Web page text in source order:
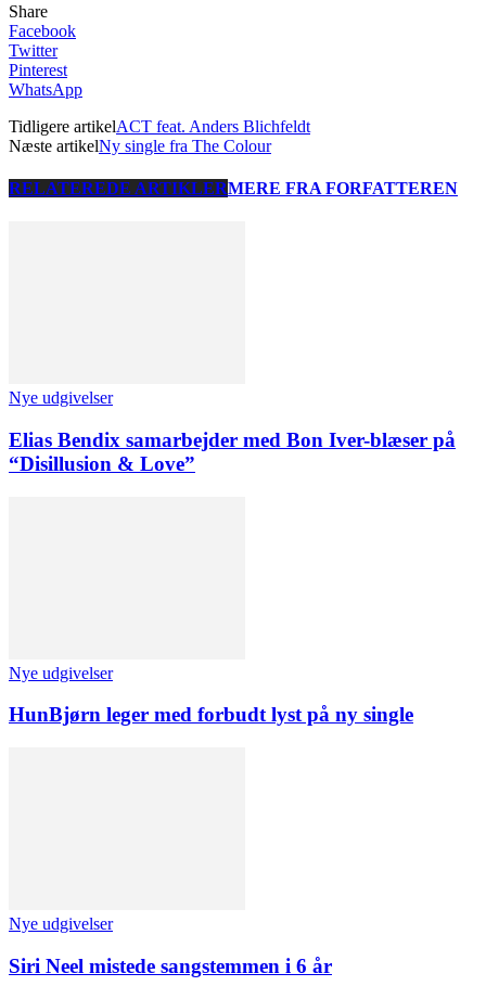
Share
Facebook
Twitter
Pinterest
WhatsApp
Tidligere artikelACT feat. Anders Blichfeldt
Næste artikelNy single fra The Colour
RELATEREDE ARTIKLERMERE FRA FORFATTEREN
Nye udgivelser
Elias Bendix samarbejder med Bon Iver-blæser på
“Disillusion & Love”
Nye udgivelser
HunBjørn leger med forbudt lyst på ny single
Nye udgivelser
Siri Neel mistede sangstemmen i 6 år